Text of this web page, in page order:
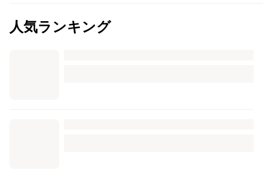
人気ランキング